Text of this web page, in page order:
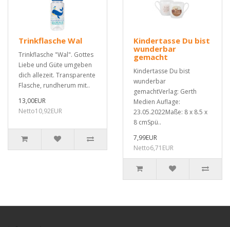
Trinkflasche Wal
Trinkflasche "Wal". Gottes
Liebe und Güte umgeben
dich allezeit. Transparente
Flasche, rundherum mit..
13,00EUR
Netto10,92EUR
Kindertasse Du bist
wunderbar
gemacht
Kindertasse Du bist
wunderbar
gemachtVerlag: Gerth
Medien Auflage:
23.05.2022Maße: 8 x 8.5 x
8 cmSpü..
7,99EUR
Netto6,71EUR